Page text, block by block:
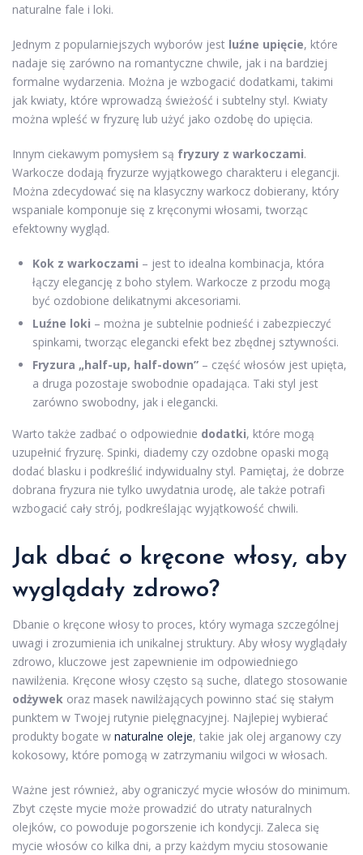
naturalne fale i loki.
Jednym z popularniejszych wyborów jest luźne upięcie, które
nadaje się zarówno na romantyczne chwile, jak i na bardziej
formalne wydarzenia. Można je wzbogacić dodatkami, takimi
jak kwiaty, które wprowadzą świeżość i subtelny styl. Kwiaty
można wpleść w fryzurę lub użyć jako ozdobę do upięcia.
Innym ciekawym pomysłem są fryzury z warkoczami.
Warkocze dodają fryzurze wyjątkowego charakteru i elegancji.
Można zdecydować się na klasyczny warkocz dobierany, który
wspaniale komponuje się z kręconymi włosami, tworząc
efektowny wygląd.
Kok z warkoczami – jest to idealna kombinacja, która
łączy elegancję z boho stylem. Warkocze z przodu mogą
być ozdobione delikatnymi akcesoriami.
Luźne loki – można je subtelnie podnieść i zabezpieczyć
spinkami, tworząc elegancki efekt bez zbędnej sztywności.
Fryzura „half-up, half-down” – część włosów jest upięta,
a druga pozostaje swobodnie opadająca. Taki styl jest
zarówno swobodny, jak i elegancki.
Warto także zadbać o odpowiednie dodatki, które mogą
uzupełnić fryzurę. Spinki, diademy czy ozdobne opaski mogą
dodać blasku i podkreślić indywidualny styl. Pamiętaj, że dobrze
dobrana fryzura nie tylko uwydatnia urodę, ale także potrafi
wzbogacić cały strój, podkreślając wyjątkowość chwili.
Jak dbać o kręcone włosy, aby
wyglądały zdrowo?
Dbanie o kręcone włosy to proces, który wymaga szczególnej
uwagi i zrozumienia ich unikalnej struktury. Aby włosy wyglądały
zdrowo, kluczowe jest zapewnienie im odpowiedniego
nawilżenia. Kręcone włosy często są suche, dlatego stosowanie
odżywek oraz masek nawilżających powinno stać się stałym
punktem w Twojej rutynie pielęgnacyjnej. Najlepiej wybierać
produkty bogate w naturalne oleje, takie jak olej arganowy czy
kokosowy, które pomogą w zatrzymaniu wilgoci w włosach.
Ważne jest również, aby ograniczyć mycie włosów do minimum.
Zbyt częste mycie może prowadzić do utraty naturalnych
olejków, co powoduje pogorszenie ich kondycji. Zaleca się
mycie włosów co kilka dni, a przy każdym myciu stosowanie